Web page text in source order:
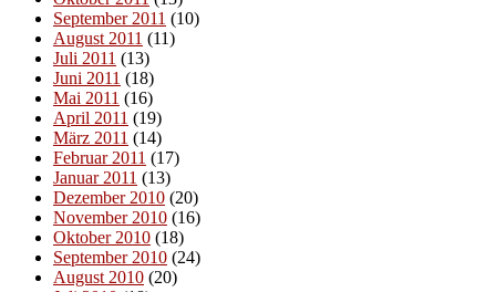
September 2011 (10)
August 2011 (11)
Juli 2011 (13)
Juni 2011 (18)
Mai 2011 (16)
April 2011 (19)
März 2011 (14)
Februar 2011 (17)
Januar 2011 (13)
Dezember 2010 (20)
November 2010 (16)
Oktober 2010 (18)
September 2010 (24)
August 2010 (20)